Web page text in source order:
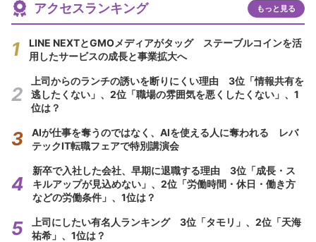
アクセスランキング もっと見る
LINE NEXTとGMOメディアがタッグ ステーブルコインを活
用したサービスの成長と事業拡大へ
上司からのランチの誘いを断りにくい理由 3位「情報共有を
逃したくない」、2位「職場の雰囲気を悪くしたくない」、1
位は？
AIが仕事を奪うのではなく、AIを使える人に奪われる レバ
テックIT転職フェアで特別講演会
新卒で入社した会社、早期に退職する理由 3位「成長・ス
キルアップが見込めない」、2位「労働時間・休日・働き方
などの労働条件」、1位は？
上司にしたい有名人ランキング 3位「タモリ」、2位「天海
祐希」、1位は？